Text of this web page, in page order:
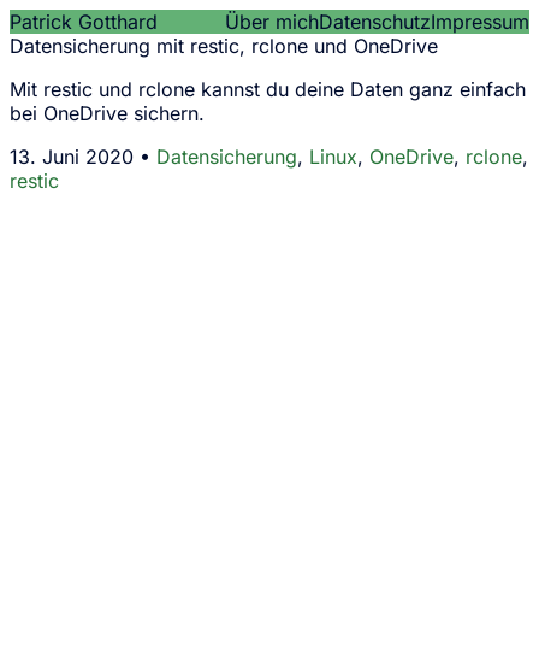
Patrick Gotthard Über michDatenschutzImpressum
Datensicherung mit restic, rclone und OneDrive
Mit restic und rclone kannst du deine Daten ganz einfach
bei OneDrive sichern.
13. Juni 2020 • Datensicherung, Linux, OneDrive, rclone,
restic